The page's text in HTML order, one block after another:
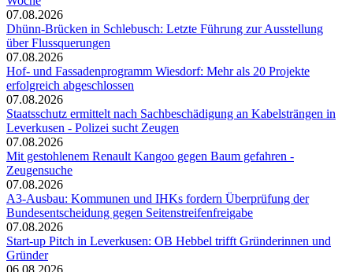
07.08.2026
Dhünn-Brücken in Schlebusch: Letzte Führung zur Ausstellung
über Flussquerungen
07.08.2026
Hof- und Fassadenprogramm Wiesdorf: Mehr als 20 Projekte
erfolgreich abgeschlossen
07.08.2026
Staatsschutz ermittelt nach Sachbeschädigung an Kabelsträngen in
Leverkusen - Polizei sucht Zeugen
07.08.2026
Mit gestohlenem Renault Kangoo gegen Baum gefahren -
Zeugensuche
07.08.2026
A3-Ausbau: Kommunen und IHKs fordern Überprüfung der
Bundesentscheidung gegen Seitenstreifenfreigabe
07.08.2026
Start-up Pitch in Leverkusen: OB Hebbel trifft Gründerinnen und
Gründer